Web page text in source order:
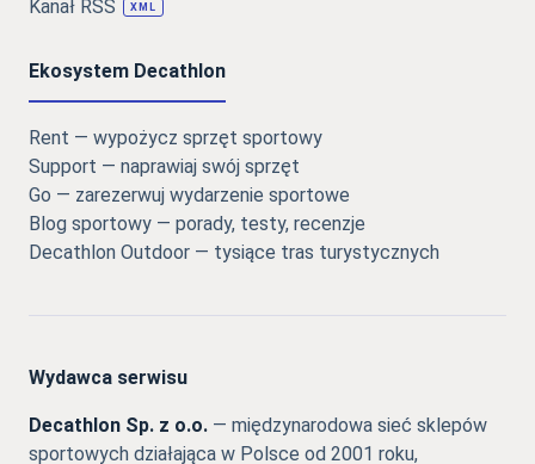
Kanał RSS
XML
Ekosystem Decathlon
Rent — wypożycz sprzęt sportowy
Support — naprawiaj swój sprzęt
Go — zarezerwuj wydarzenie sportowe
Blog sportowy — porady, testy, recenzje
Decathlon Outdoor — tysiące tras turystycznych
Wydawca serwisu
Decathlon Sp. z o.o. — międzynarodowa sieć sklepów
sportowych działająca w Polsce od 2001 roku,